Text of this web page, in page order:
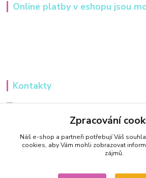
Online platby v eshopu jsou
Kontakty
+420 607984148
info@tvorivadilnicka.cz
Zpracování
Náš e-shop a partneři potřebují Váš
cookies, aby Vám mohli zobrazovat
zájmů.